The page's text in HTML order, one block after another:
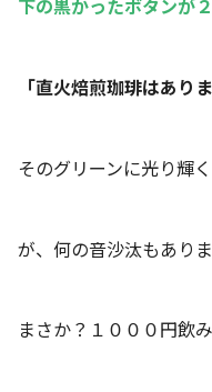
下の黒かったボタンが
「直火焙煎珈琲はあり
そのグリーンに光り輝
が、何の音沙汰もあり
まさか？１０００円飲